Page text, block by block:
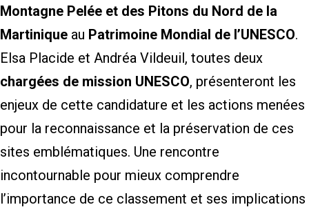
Montagne Pelée et des Pitons du Nord de la
Martinique au Patrimoine Mondial de l’UNESCO.
Elsa Placide et Andréa Vildeuil, toutes deux
chargées de mission UNESCO, présenteront les
enjeux de cette candidature et les actions menées
pour la reconnaissance et la préservation de ces
sites emblématiques. Une rencontre
incontournable pour mieux comprendre
l’importance de ce classement et ses implications